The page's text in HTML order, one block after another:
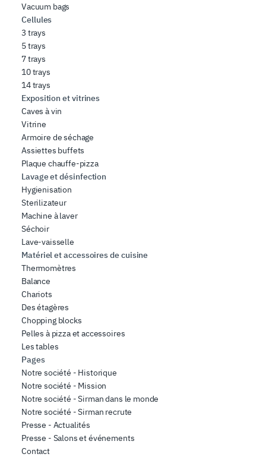
Vacuum bags
Cellules
3 trays
5 trays
7 trays
10 trays
14 trays
Exposition et vitrines
Caves à vin
Vitrine
Armoire de séchage
Assiettes buffets
Plaque chauffe-pizza
Lavage et désinfection
Hygienisation
Sterilizateur
Machine à laver
Séchoir
Lave-vaisselle
Matériel et accessoires de cuisine
Thermomètres
Balance
Chariots
Des étagères
Chopping blocks
Pelles à pizza et accessoires
Les tables
Pages
Notre société - Historique
Notre société - Mission
Notre société - Sirman dans le monde
Notre société - Sirman recrute
Presse - Actualités
Presse - Salons et événements
Contact